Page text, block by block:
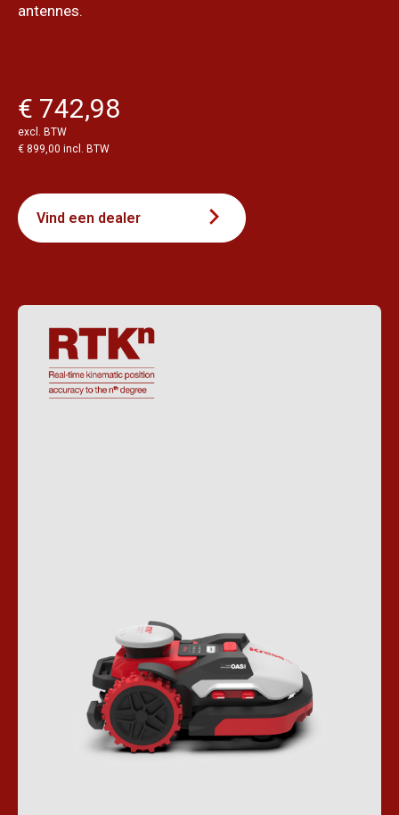
antennes.
€ 742,98
excl. BTW
€ 899,00 incl. BTW
Vind een dealer